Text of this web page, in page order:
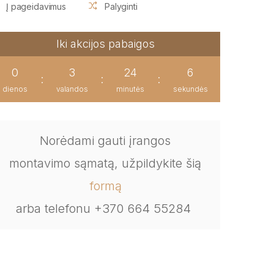
Į pageidavimus Palyginti
Iki akcijos pabaigos
0
dienos
:
3
valandos
:
24
minutės
:
5
sekundės
Norėdami gauti įrangos
montavimo sąmatą, užpildykite šią
formą
arba telefonu +370 664 55284